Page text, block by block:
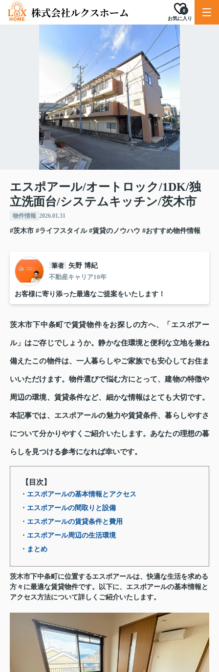
お気に入り
0
エスポアール/オートロック/1DK/独
立洗面台/システムキッチン/茨木市
物件情報 2026.01.31
#茨木市 #ライフスタイル #賃貸のノウハウ #おすすめ物件情報
筆者 矢野 博紀
不動産キャリア10年
お客様に寄り添った最適なご提案をいたします！
茨木市下中条町で賃貸物件をお探しの方へ、「エスポアー
ル」はご存じでしょうか。静かな住環境と便利な立地を兼ね
備えたこの物件は、一人暮らしやご家族でも安心してお住ま
いいただけます。物件選びで悩む方にとって、建物の特徴や
周辺の環境、賃貸条件など、細かな情報はとても大切です。
本記事では、エスポアールの魅力や賃貸条件、暮らしやすさ
について分かりやすくご紹介いたします。あなたの理想の暮
らしを見つける参考になれば幸いです。
【目次】
・エスポアールの基本情報とアクセス
・エスポアールの間取りと設備
・エスポアールの賃貸条件と費用
・エスポアール周辺の生活環境
・まとめ
茨木市下中条町に位置するエスポアールは、快適な生活を求める
方々に最適な賃貸物件です。以下に、エスポアールの基本情報と
アクセス方法について詳しくご紹介いたします。